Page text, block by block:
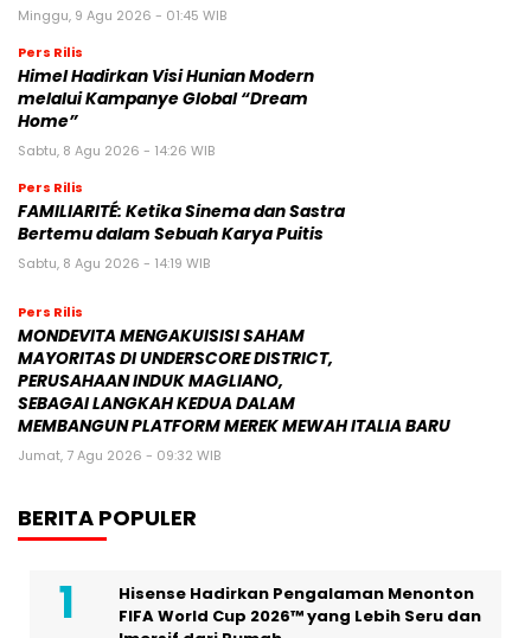
Minggu, 9 Agu 2026 - 01:45 WIB
Pers Rilis
Himel Hadirkan Visi Hunian Modern
melalui Kampanye Global “Dream
Home”
Sabtu, 8 Agu 2026 - 14:26 WIB
Pers Rilis
FAMILIARITÉ: Ketika Sinema dan Sastra
Bertemu dalam Sebuah Karya Puitis
Sabtu, 8 Agu 2026 - 14:19 WIB
Pers Rilis
MONDEVITA MENGAKUISISI SAHAM
MAYORITAS DI UNDERSCORE DISTRICT,
PERUSAHAAN INDUK MAGLIANO,
SEBAGAI LANGKAH KEDUA DALAM
MEMBANGUN PLATFORM MEREK MEWAH ITALIA BARU
Jumat, 7 Agu 2026 - 09:32 WIB
BERITA POPULER
Hisense Hadirkan Pengalaman Menonton
FIFA World Cup 2026™ yang Lebih Seru dan